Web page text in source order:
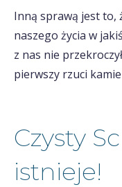
Inną sprawą jest to,
naszego życia w
z nas nie
pierwszy rzuci
Czysty
istnieje!